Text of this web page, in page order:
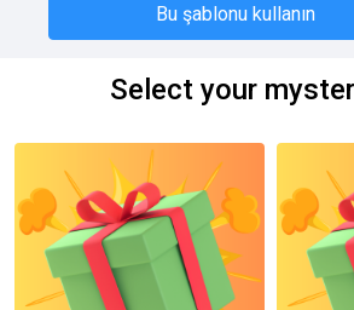
Bu şablonu kullanın